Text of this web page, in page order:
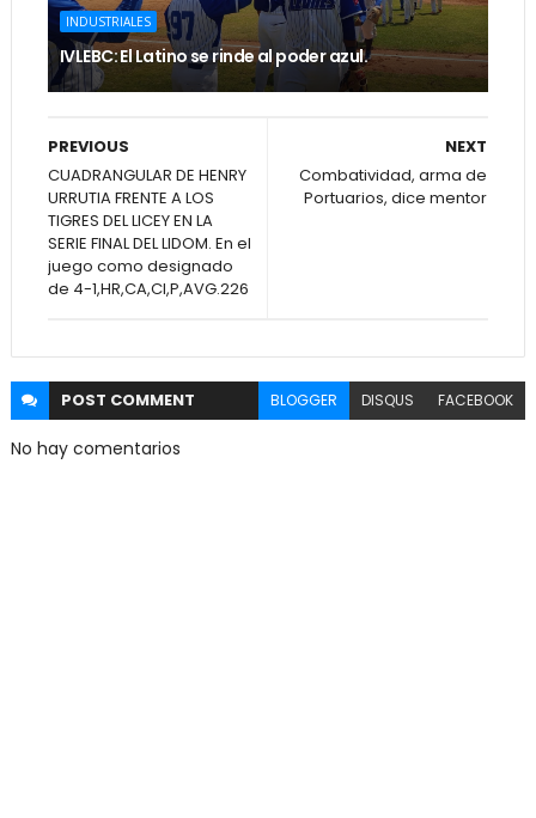
INDUSTRIALES
IVLEBC: El Latino se rinde al poder azul.
NEXT
Combatividad, arma de
Portuarios, dice mentor
PREVIOUS
CUADRANGULAR DE HENRY
URRUTIA FRENTE A LOS
TIGRES DEL LICEY EN LA
SERIE FINAL DEL LIDOM. En el
juego como designado
de 4-1,HR,CA,CI,P,AVG.226
POST COMMENT BLOGGER DISQUS FACEBOOK
No hay comentarios